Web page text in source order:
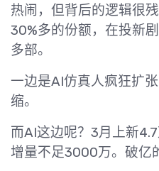
热闹，但背后的逻辑很
30%多的份额，在投新
多部。
一边是AI仿真人疯狂扩
缩。
而AI这边呢？3月上新
增量不足3000万。破亿